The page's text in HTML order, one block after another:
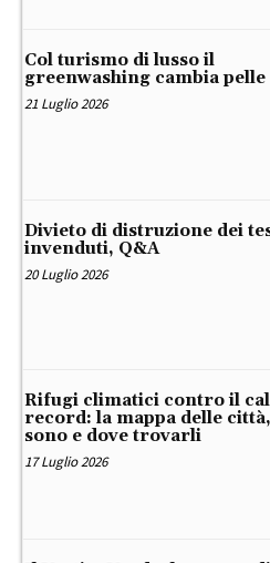
Col turismo di lusso il
greenwashing cambia pelle
21 Luglio 2026
Divieto di distruzione dei
invenduti, Q&A
20 Luglio 2026
Rifugi climatici contro il
record: la mappa delle
sono e dove trovarli
17 Luglio 2026